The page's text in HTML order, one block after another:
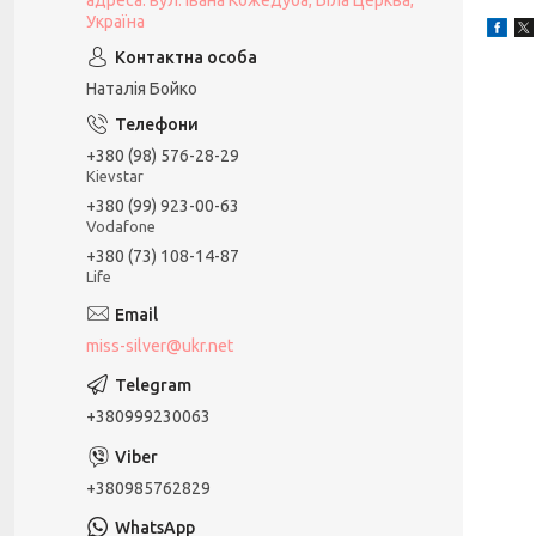
Україна
Наталія Бойко
+380 (98) 576-28-29
Kievstar
+380 (99) 923-00-63
Vodafone
+380 (73) 108-14-87
Life
miss-silver@ukr.net
+380999230063
+380985762829